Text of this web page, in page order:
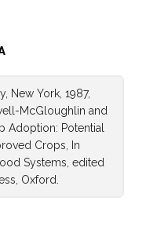
New York, 1987,
McGloughlin and
Adoption: Potential
Crops, In
Systems, edited
Oxford.